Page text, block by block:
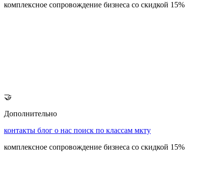
комплексное сопровождение бизнеса со скидкой 15%
🤝
Дополнительно
контакты блог о нас поиск по классам мкту
комплексное сопровождение бизнеса со скидкой 15%